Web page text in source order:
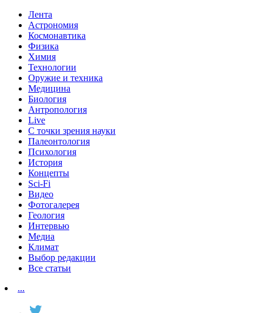
Лента
Астрономия
Космонавтика
Физика
Химия
Технологии
Оружие и техника
Медицина
Биология
Антропология
Live
С точки зрения науки
Палеонтология
Психология
История
Концепты
Sci-Fi
Видео
Фотогалерея
Геология
Интервью
Медиа
Климат
Выбор редакции
Все статьи
...